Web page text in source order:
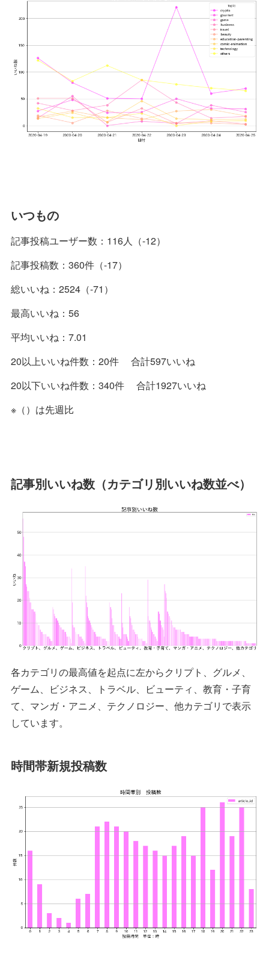
いつもの
記事投稿ユーザー数：116人（-12）
記事投稿数：360件（-17）
総いいね：2524（-71）
最高いいね：56
平均いいね：7.01
20以上いいね件数：20件 合計597いいね
20以下いいね件数：340件 合計1927いいね
※（）は先週比
記事別いいね数（カテゴリ別いいね数並べ）
各カテゴリの最高値を起点に左からクリプト、グルメ、
ゲーム、ビジネス、トラベル、ビューティ、教育・子育
て、マンガ・アニメ、テクノロジー、他カテゴリで表示
しています。
時間帯新規投稿数